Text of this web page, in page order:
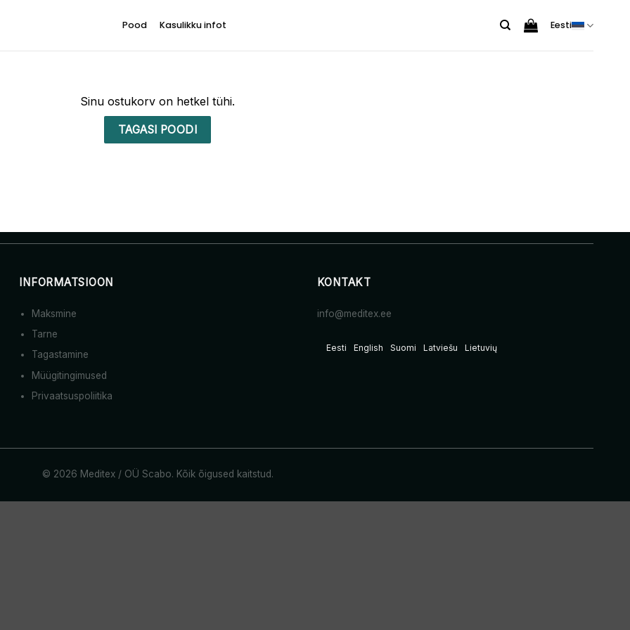
Pood Kasulikku infot Eesti
Sinu ostukorv on hetkel tühi.
TAGASI POODI
INFORMATSIOON
Maksmine
Tarne
Tagastamine
Müügitingimused
Privaatsuspoliitika
KONTAKT
info@meditex.ee
Eesti English Suomi Latviešu Lietuvių
© 2026 Meditex / OÜ Scabo. Kõik õigused kaitstud.